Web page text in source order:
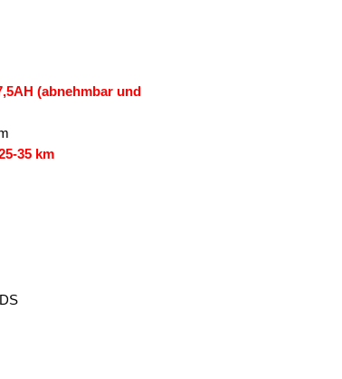
(abnehmbar und
35 km